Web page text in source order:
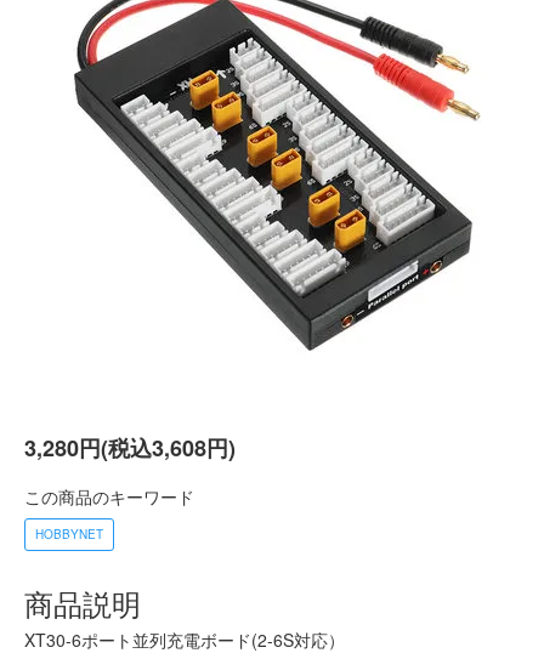
3,280円(税込3,608円)
この商品のキーワード
HOBBYNET
商品説明
XT30-6ポート並列充電ボード(2-6S対応）